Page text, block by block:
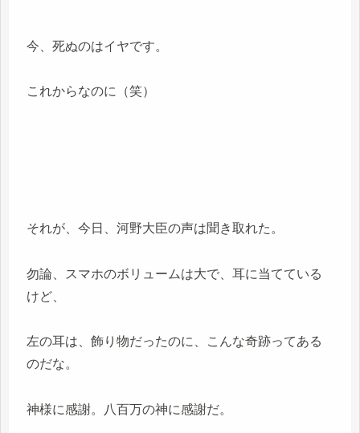
今、死ぬのはイヤです。
これからなのに（笑）
それが、今日、河野大臣の声は聞き取れた。
勿論、スマホのボリュームは大で、耳に当てている
けど、
左の耳は、飾り物だったのに、こんな奇跡ってある
のだな。
神様に感謝。八百万の神に感謝だ。